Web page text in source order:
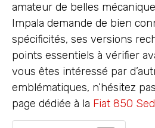
amateur de belles
Impala demande de bien
spécificités, ses versions
points essentiels à vérifier
vous êtes intéressé par
emblématiques, n’hésitez
page dédiée à la Fiat 850